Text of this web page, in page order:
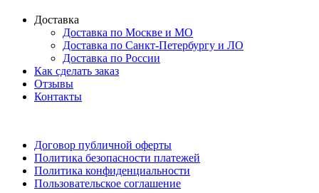
Доставка
Доставка по Москве и МО
Доставка по Санкт-Петербургу и ЛО
Доставка по России
Как сделать заказ
Отзывы
Контакты
Договор публичной оферты
Политика безопасности платежей
Политика конфиденциальности
Пользовательское соглашение